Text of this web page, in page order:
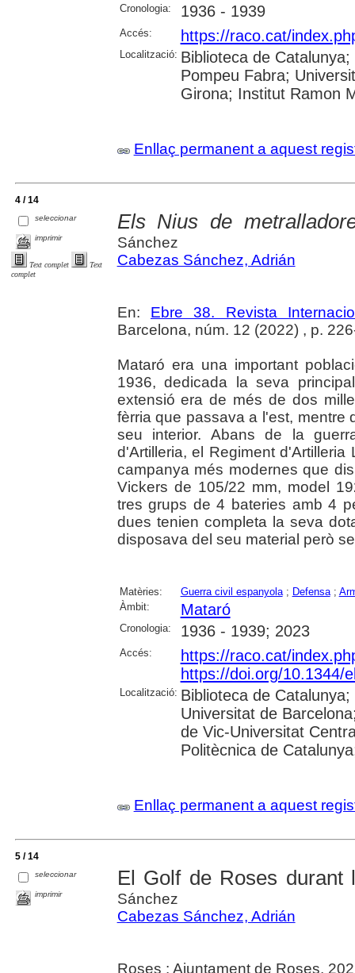
Cronologia: 1936 - 1939
Accés: https://raco.cat/
Localització: Biblioteca de
Pompeu Fabra;
Girona; Institut Ramon
Enllaç permanent a aquest
4 / 14
seleccionar
imprimir
Text complet
Text
complet
Els Nius de
Sánchez
Cabezas Sánchez, Adrián
En: Ebre 38. Revista
Barcelona, núm. 12 (2022) , p.
Mataró era una important
1936, dedicada la seva
extensió era de més de dos
fèrria que passava a l'est, mentre
seu interior. Abans de la
d'Artilleria, el Regiment
campanya més modernes que
Vickers de 105/22 mm, model
tres grups de 4 bateries amb 4
dues tenien completa la seva
disposava del seu material però
Matèries: Guerra civil espanyola; Defensa;
Àmbit:
Mataró
Cronologia: 1936 - 1939; 2023
Accés:
https://raco.cat/
https://doi.org/10.1344/
Localització: Biblioteca de
Universitat de
de Vic-Universitat
Politècnica de
Enllaç permanent a aquest
5 / 14
seleccionar
imprimir
El Golf de Roses durant
Sánchez
Cabezas Sánchez, Adrián
Roses : Ajuntament de Roses,